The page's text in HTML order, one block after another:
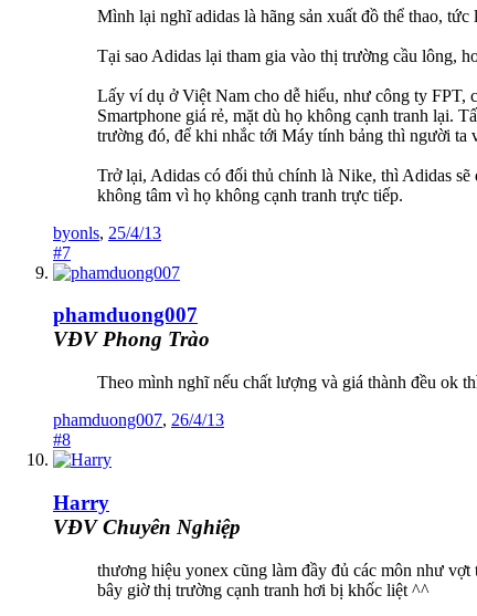
Mình lại nghĩ adidas là hãng sản xuất đồ thể thao,
Tại sao Adidas lại tham gia vào thị trường cầu lông,
Lấy ví dụ ở Việt Nam cho dễ hiểu, như công ty FPT,
Smartphone giá rẻ, mặt dù họ không cạnh tranh lại.
trường đó, để khi nhắc tới Máy tính bảng thì người ta
Trở lại, Adidas có đối thủ chính là Nike, thì Adidas
không tâm vì họ không cạnh tranh trực tiếp.
byonls, 25/4/13
#7
phamduong007
VĐV Phong Trào
Theo mình nghĩ nếu chất lượng và giá thành đều ok
phamduong007, 26/4/13
#8
Harry
VĐV Chuyên Nghiệp
thương hiệu yonex cũng làm đầy đủ các môn như vợt
bây giờ thị trường cạnh tranh hơi bị khốc liệt ^^